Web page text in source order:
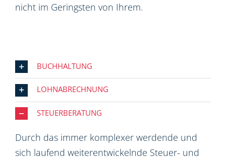
nicht im Geringsten von Ihrem.
BUCHHALTUNG
LOHNABRECHNUNG
STEUERBERATUNG
Durch das immer komplexer werdende und
sich laufend weiterentwickelnde Steuer- und